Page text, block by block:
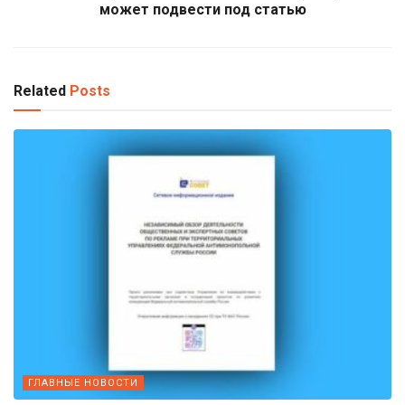
может подвести под статью
Related Posts
ГЛАВНЫЕ НОВОСТИ